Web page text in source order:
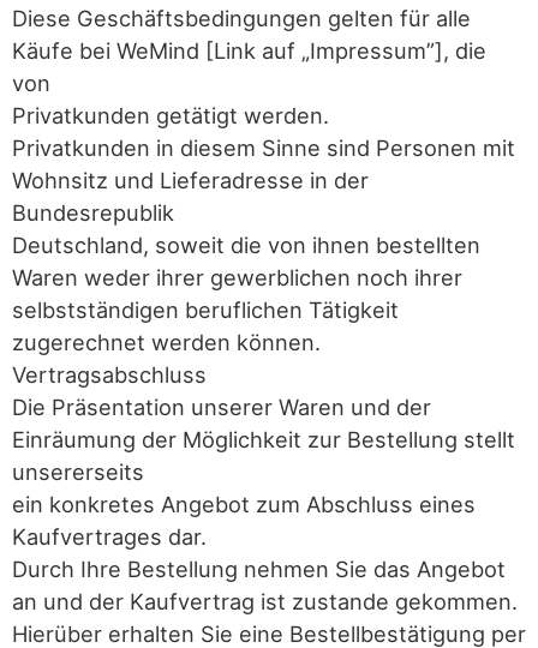
Diese Geschäftsbedingungen gelten für alle
Käufe bei WeMind [Link auf „Impressum”], die
von
Privatkunden getätigt werden.
Privatkunden in diesem Sinne sind Personen mit
Wohnsitz und Lieferadresse in der
Bundesrepublik
Deutschland, soweit die von ihnen bestellten
Waren weder ihrer gewerblichen noch ihrer
selbstständigen beruflichen Tätigkeit
zugerechnet werden können.
Vertragsabschluss
Die Präsentation unserer Waren und der
Einräumung der Möglichkeit zur Bestellung stellt
unsererseits
ein konkretes Angebot zum Abschluss eines
Kaufvertrages dar.
Durch Ihre Bestellung nehmen Sie das Angebot
an und der Kaufvertrag ist zustande gekommen.
Hierüber erhalten Sie eine Bestellbestätigung per